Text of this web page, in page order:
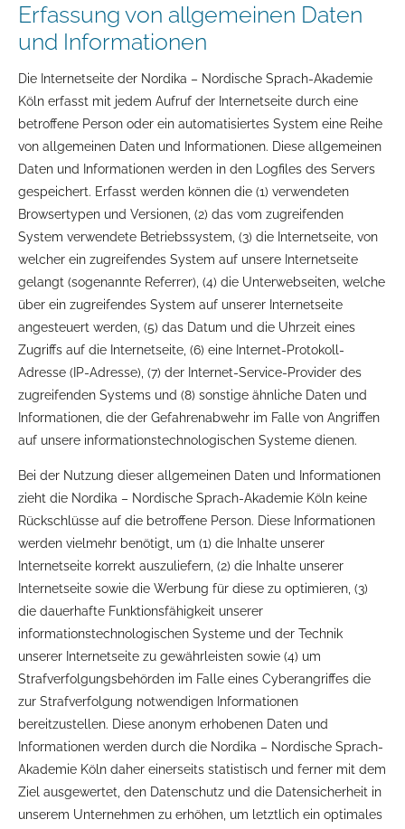
Erfassung von allgemeinen Daten
und Informationen
Die Internetseite der Nordika – Nordische Sprach-Akademie
Köln erfasst mit jedem Aufruf der Internetseite durch eine
betroffene Person oder ein automatisiertes System eine Reihe
von allgemeinen Daten und Informationen. Diese allgemeinen
Daten und Informationen werden in den Logfiles des Servers
gespeichert. Erfasst werden können die (1) verwendeten
Browsertypen und Versionen, (2) das vom zugreifenden
System verwendete Betriebssystem, (3) die Internetseite, von
welcher ein zugreifendes System auf unsere Internetseite
gelangt (sogenannte Referrer), (4) die Unterwebseiten, welche
über ein zugreifendes System auf unserer Internetseite
angesteuert werden, (5) das Datum und die Uhrzeit eines
Zugriffs auf die Internetseite, (6) eine Internet-Protokoll-
Adresse (IP-Adresse), (7) der Internet-Service-Provider des
zugreifenden Systems und (8) sonstige ähnliche Daten und
Informationen, die der Gefahrenabwehr im Falle von Angriffen
auf unsere informationstechnologischen Systeme dienen.
Bei der Nutzung dieser allgemeinen Daten und Informationen
zieht die Nordika – Nordische Sprach-Akademie Köln keine
Rückschlüsse auf die betroffene Person. Diese Informationen
werden vielmehr benötigt, um (1) die Inhalte unserer
Internetseite korrekt auszuliefern, (2) die Inhalte unserer
Internetseite sowie die Werbung für diese zu optimieren, (3)
die dauerhafte Funktionsfähigkeit unserer
informationstechnologischen Systeme und der Technik
unserer Internetseite zu gewährleisten sowie (4) um
Strafverfolgungsbehörden im Falle eines Cyberangriffes die
zur Strafverfolgung notwendigen Informationen
bereitzustellen. Diese anonym erhobenen Daten und
Informationen werden durch die Nordika – Nordische Sprach-
Akademie Köln daher einerseits statistisch und ferner mit dem
Ziel ausgewertet, den Datenschutz und die Datensicherheit in
unserem Unternehmen zu erhöhen, um letztlich ein optimales